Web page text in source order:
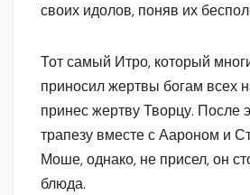
своих идолов, поняв их
Тот самый Итро, который
приносил жертвы богам всех
принес жертву Творцу. После
трапезу вместе с Аароном и
Моше, однако, не присел, он
блюда.